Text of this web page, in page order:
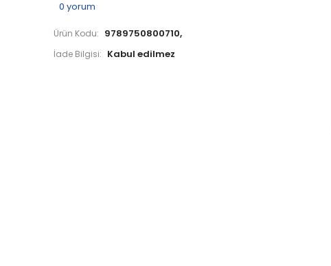
0 yorum
Ürün Kodu: 9789750800710,
İade Bilgisi: